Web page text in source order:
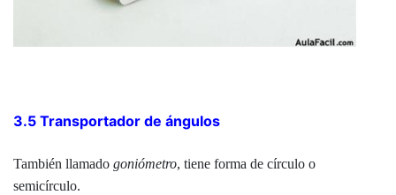
3.5 Transportador de ángulos
También llamado goniómetro, tiene forma de círculo o
semicírculo.